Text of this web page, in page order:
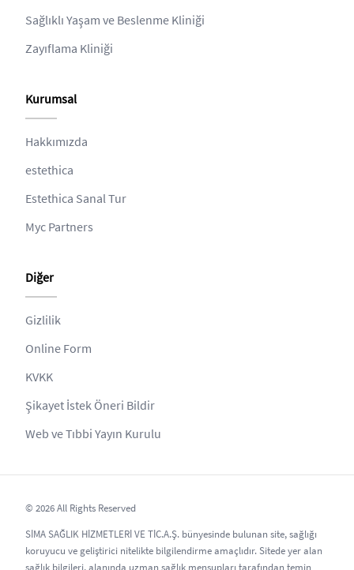
Sağlıklı Yaşam ve Beslenme Kliniği
Zayıflama Kliniği
Kurumsal
Hakkımızda
estethica
Estethica Sanal Tur
Myc Partners
Diğer
Gizlilik
Online Form
KVKK
Şikayet İstek Öneri Bildir
Web ve Tıbbi Yayın Kurulu
© 2026 All Rights Reserved
SİMA SAĞLIK HİZMETLERİ VE TİC.A.Ş. bünyesinde bulunan site, sağlığı
koruyucu ve geliştirici nitelikte bilgilendirme amaçlıdır. Sitede yer alan
sağlık bilgileri, alanında uzman sağlık mensupları tarafından temin